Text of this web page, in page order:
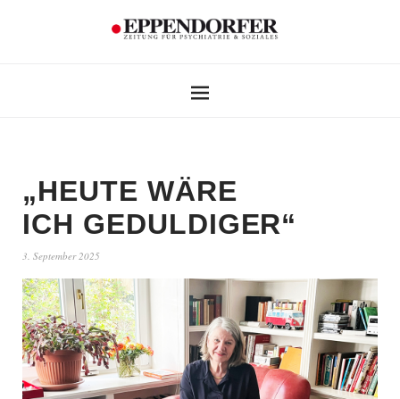
„HEUTE WÄRE
ICH GEDULDIGER“
3. September 2025